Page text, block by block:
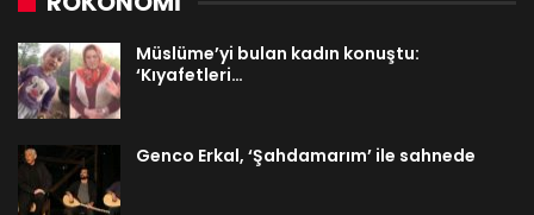
Müslüme’yi bulan kadın konuştu:
‘Kıyafetleri…
Genco Erkal, ‘Şahdamarım’ ile sahnede